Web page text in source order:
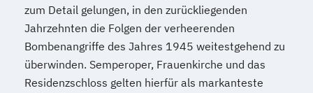
zum Detail gelungen, in den zurückliegenden
Jahrzehnten die Folgen der verheerenden
Bombenangriffe des Jahres 1945 weitestgehend zu
überwinden. Semperoper, Frauenkirche und das
Residenzschloss gelten hierfür als markanteste